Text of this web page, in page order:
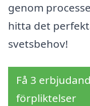
genom
hitta det
svetsbehov!
Få 3
förpliktelser